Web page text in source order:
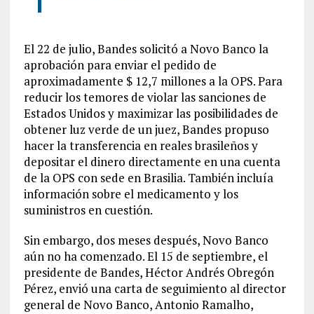
El 22 de julio, Bandes solicitó a Novo Banco la
aprobación para enviar el pedido de
aproximadamente $ 12,7 millones a la OPS. Para
reducir los temores de violar las sanciones de
Estados Unidos y maximizar las posibilidades de
obtener luz verde de un juez, Bandes propuso
hacer la transferencia en reales brasileños y
depositar el dinero directamente en una cuenta
de la OPS con sede en Brasilia. También incluía
información sobre el medicamento y los
suministros en cuestión.
Sin embargo, dos meses después, Novo Banco
aún no ha comenzado. El 15 de septiembre, el
presidente de Bandes, Héctor Andrés Obregón
Pérez, envió una carta de seguimiento al director
general de Novo Banco, Antonio Ramalho,